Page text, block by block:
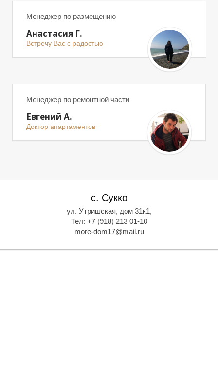
Б
О
Менеджер по размещению
Анастасия Г.
Встречу Вас с радостью
Менеджер по ремонтной части
Евгений А.
Доктор апартаментов
с. Сукко
ул. Утришская, дом 31к1,
Тел: +7 (918) 213 01-10
more-dom17@mail.ru
Ж
И